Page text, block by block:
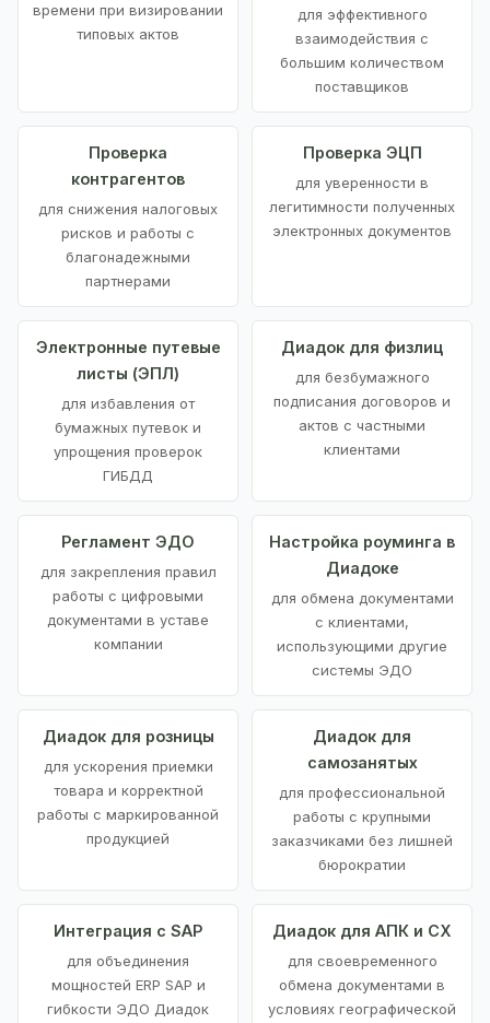
времени при визировании
типовых актов
для эффективного
взаимодействия с
большим количеством
поставщиков
Проверка
контрагентов
для снижения налоговых
рисков и работы с
благонадежными
партнерами
Проверка ЭЦП
для уверенности в
легитимности полученных
электронных документов
Электронные путевые
листы (ЭПЛ)
для избавления от
бумажных путевок и
упрощения проверок
ГИБДД
Диадок для физлиц
для безбумажного
подписания договоров и
актов с частными
клиентами
Регламент ЭДО
для закрепления правил
работы с цифровыми
документами в уставе
компании
Настройка роуминга в
Диадоке
для обмена документами
с клиентами,
использующими другие
системы ЭДО
Диадок для розницы
для ускорения приемки
товара и корректной
работы с маркированной
продукцией
Диадок для
самозанятых
для профессиональной
работы с крупными
заказчиками без лишней
бюрократии
Интеграция с SAP
для объединения
мощностей ERP SAP и
гибкости ЭДО Диадок
Диадок для АПК и СХ
для своевременного
обмена документами в
условиях географической